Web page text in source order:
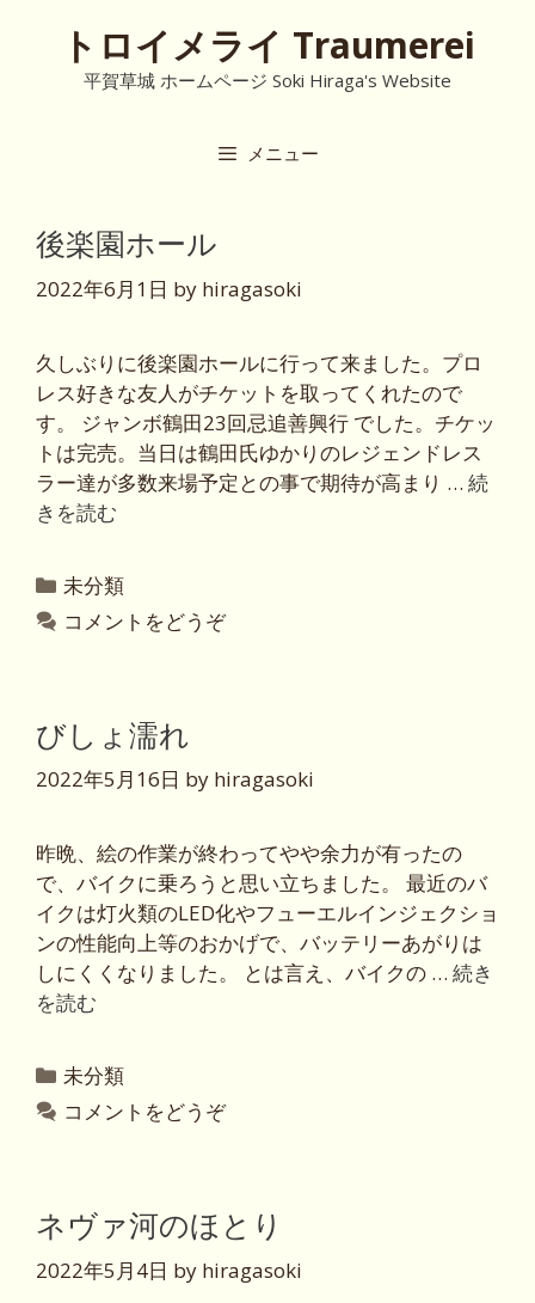
トロイメライ Traumerei
平賀草城 ホームページ Soki Hiraga's Website
メニュー
後楽園ホール
2022年6月1日 by hiragasoki
久しぶりに後楽園ホールに行って来ました。プロ
レス好きな友人がチケットを取ってくれたので
す。 ジャンボ鶴田23回忌追善興行 でした。チケッ
トは完売。当日は鶴田氏ゆかりのレジェンドレス
ラー達が多数来場予定との事で期待が高まり … 続
きを読む
カ
テ
未分類
コメントをどうぞ
びしょ濡れ
2022年5月16日 by hiragasoki
昨晩、絵の作業が終わってやや余力が有ったの
で、バイクに乗ろうと思い立ちました。 最近のバ
イクは灯火類のLED化やフューエルインジェクショ
ンの性能向上等のおかげで、バッテリーあがりは
しにくくなりました。 とは言え、バイクの … 続き
を読む
カ
テ
未分類
コメントをどうぞ
ネヴァ河のほとり
2022年5月4日 by hiragasoki